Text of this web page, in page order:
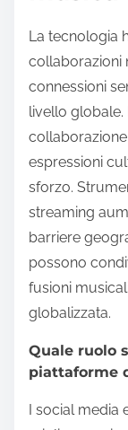
La tecnologia
collaborazioni
connessioni
livello globale.
espressioni
sforzo.
streaming
barriere
possono
fusioni
globalizzata.
Quale ruolo
piattaforme
I social